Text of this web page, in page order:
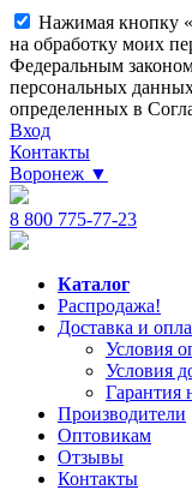
Нажимая кнопку
на обработку моих
Федеральным
персональных
определенных в
Вход
Контакты
Воронеж ▼
8 800 775-77-23
Каталог
Распродажа!
Доставка и
Условия
Условия
Гарантия
Производители
Оптовикам
Отзывы
Контакты